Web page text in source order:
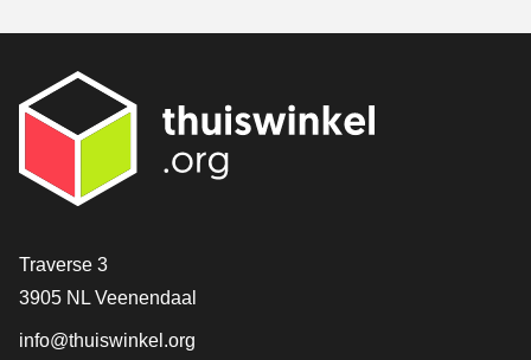
[_General:Contact]
Traverse 3
3905 NL Veenendaal
info@thuiswinkel.org